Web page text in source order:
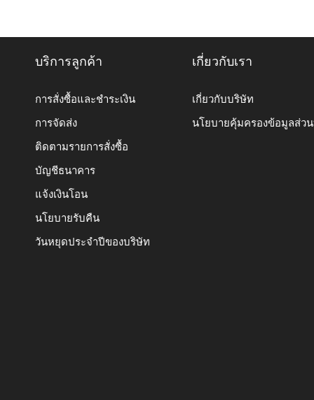
บริการลูกค้า
การสั่งซื้อและชำระเงิน
การจัดส่ง
ติดตามรายการสั่งซื้อ
บัญชีธนาคาร
แจ้งเงินโอน
นโยบายรับคืน
วันหยุดประจำปีของบริษัท
เกี่ยวกับเรา
เกี่ยวกับบริษัท
นโยบายคุ้มครองข้อมูลส่ว